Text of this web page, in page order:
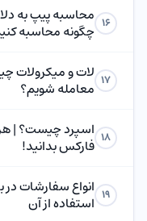
16 محاسبه پیپ به
چگونه محاسبه
17 لات و میکرولات
معامله شویم؟
18 اسپرد چیست؟ | هر
فارکس بدانید!
19 انواع سفارشات در
استفاده از آن